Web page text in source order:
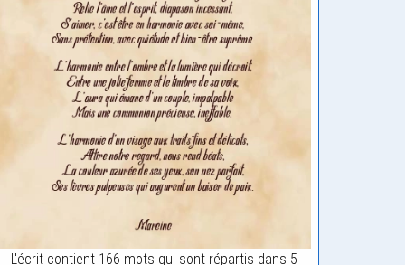
L'écrit contient 166 mots qui sont répartis dans 5